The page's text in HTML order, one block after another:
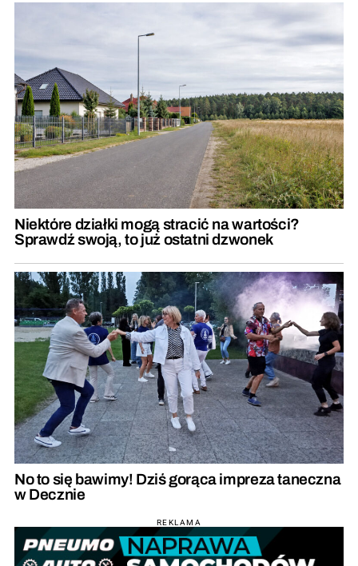
Niektóre działki mogą stracić na wartości?
Sprawdź swoją, to już ostatni dzwonek
No to się bawimy! Dziś gorąca impreza taneczna
w Decznie
REKLAMA